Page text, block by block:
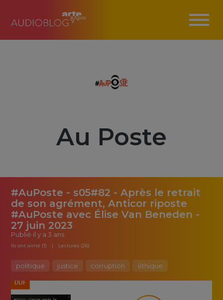
Au Poste
#AuPoste - s05#82 - Après le retrait
de son agrément, Anticor riposte
#AuPoste avec Élise Van Beneden -
27 juin 2023
Publié il y a 3 ans
Ils ont aimé (1) Lectures (26)
politique justice corruption éthique